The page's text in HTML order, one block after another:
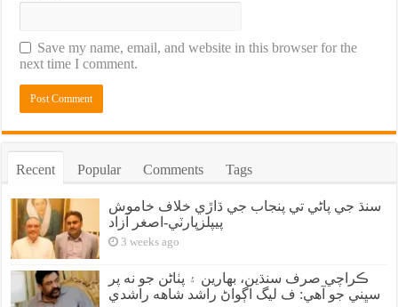
Save my name, email, and website in this browser for the
next time I comment.
Recent Popular Comments Tags
سنڌ جي پاڻي تي پنجاب جي ڌاڙي خلاف خاموش
پيپلزپارٽي-اصغر آزاد
3 weeks ago
ڪراچي صرف سنڌين، بهارين ۽ پٺاڻن جو نه پر
سڀني جو آهي: ف ليگ اڳواڻ راشد شاهه راشدي